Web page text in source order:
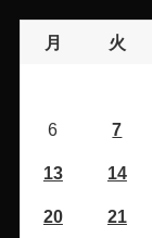
月 火
6 7
13 14
20 21